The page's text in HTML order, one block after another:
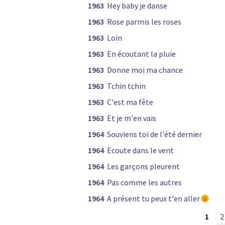
1963 Hey baby je danse
1963 Rose parmis les roses
1963 Loin
1963 En écoutant la pluie
1963 Donne moi ma chance
1963 Tchin tchin
1963 C'est ma fête
1963 Et je m'en vais
1964 Souviens toi de l'été dernier
1964 Ecoute dans le vent
1964 Les garçons pleurent
1964 Pas comme les autres
1964 A présent tu peux t'en aller
1